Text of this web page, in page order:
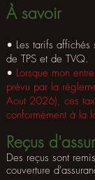
À savoir
• Les tarifs affichés
de TPS et de TVQ.
• Lorsque mon
prévu par la
Aout 2026), ces
conformément à la
Reçus
Des reçus sont
couverture